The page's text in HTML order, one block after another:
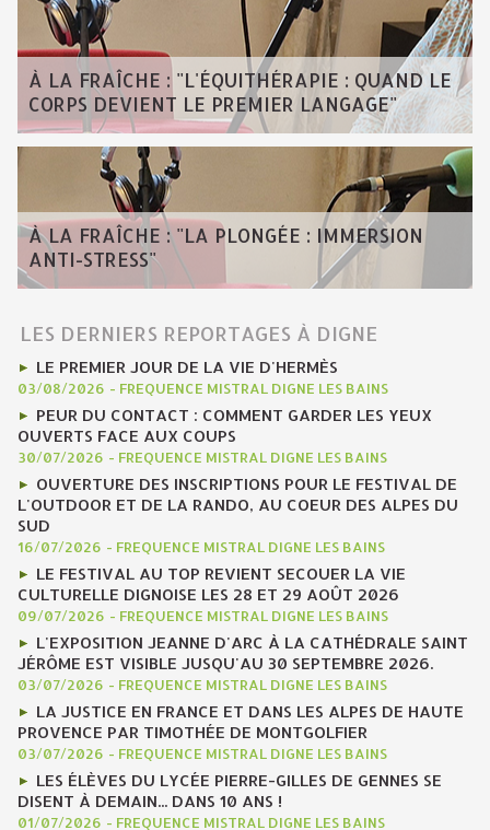
À LA FRAÎCHE : "L'ÉQUITHÉRAPIE : QUAND LE
CORPS DEVIENT LE PREMIER LANGAGE"
À LA FRAÎCHE : "LA PLONGÉE : IMMERSION
ANTI-STRESS"
LES DERNIERS REPORTAGES À DIGNE
LE PREMIER JOUR DE LA VIE D'HERMÈS
03/08/2026 - FREQUENCE MISTRAL DIGNE LES BAINS
PEUR DU CONTACT : COMMENT GARDER LES YEUX
OUVERTS FACE AUX COUPS
30/07/2026 - FREQUENCE MISTRAL DIGNE LES BAINS
OUVERTURE DES INSCRIPTIONS POUR LE FESTIVAL DE
L'OUTDOOR ET DE LA RANDO, AU COEUR DES ALPES DU
SUD
16/07/2026 - FREQUENCE MISTRAL DIGNE LES BAINS
LE FESTIVAL AU TOP REVIENT SECOUER LA VIE
CULTURELLE DIGNOISE LES 28 ET 29 AOÛT 2026
09/07/2026 - FREQUENCE MISTRAL DIGNE LES BAINS
L'EXPOSITION JEANNE D'ARC À LA CATHÉDRALE SAINT
JÉRÔME EST VISIBLE JUSQU'AU 30 SEPTEMBRE 2026.
03/07/2026 - FREQUENCE MISTRAL DIGNE LES BAINS
LA JUSTICE EN FRANCE ET DANS LES ALPES DE HAUTE
PROVENCE PAR TIMOTHÉE DE MONTGOLFIER
03/07/2026 - FREQUENCE MISTRAL DIGNE LES BAINS
LES ÉLÈVES DU LYCÉE PIERRE-GILLES DE GENNES SE
DISENT À DEMAIN... DANS 10 ANS !
01/07/2026 - FREQUENCE MISTRAL DIGNE LES BAINS